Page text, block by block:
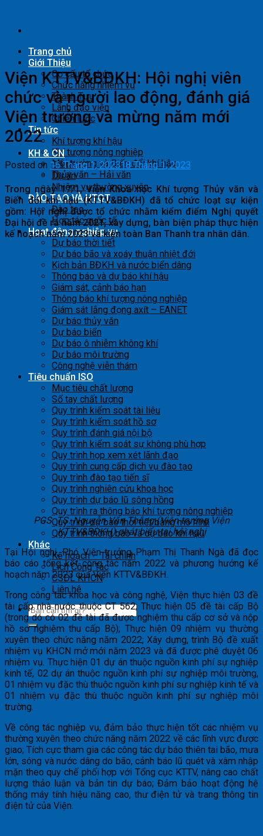
content
Trang chủ
Giới Thiệu
Cơ cấu tổ chức
Chức năng nhiệm vụ
Thành Tựu
Lãnh đạo viện
Chiến lược
Tin tức
Khí tượng khí hậu
Khí tượng nông nghiệp
Môi trường và Biến đổi khí hậu
Thủy văn – Hải văn
KH & CN
Đề tài
Dự án
Nhiệm vụ thường xuyên
ĐÀO TẠO VÀ HTQT
Đào tạo
Hợp tác quốc tế
Hoạt động nghiệp vụ
Dự báo thời tiết
Dự báo bão và xoáy thuận nhiệt đới
Kịch bản BĐKH và nước biển dâng
Thông báo và dự báo khí hậu
Giám sát, cảnh báo hạn
Thông báo khí tượng nông nghiệp
Giám sát lắng đọng axít – EANET
Dự báo thủy văn
Dự báo biển
Dự báo ô nhiễm không khí
Dự báo môi trường
Công nghệ viễn thám
Tiêu chuẩn ISO
Mục tiêu chất lượng
Sổ tay chất lượng
Quy trình kiểm soát tài liệu
Quy trình kiểm soát hồ sơ
Quy trình đánh giá nội bộ
Quy trình kiểm soát sự không phù hợp
Quy trình họp xem xét lãnh đạo
Quy trình cung cấp dịch vụ đào tạo
Quy trình đào tạo tiến sĩ
Quy trình nghiên cứu khoa học
Quy trình dự báo lũ sông hồng
Quy trình ra thông báo khí tượng nông nghiệp
Quy trình dự báo thời tiết bằng mô hình
Quy trình thông báo và dự báo khí hậu
Khác
Kế hoạch – Tài chính
Lịch Công Tác
CSDL KHCN
Liên hệ
Viện KTTV&BĐKH: Hội nghị viên
chức và người lao động, đánh giá
Viện trưởng và mừng năm mới
2022
Posted on 16 Tháng 1, 202318 Tháng 1, 2023
Trong ngày 17/1, Viện Khoa học Khí tượng Thủy văn và
Biến đổi khí hậu (KTTV&BĐKH) đã tổ chức loạt sự kiện
gồm: Hội nghị được tổ chức nhằm kiểm điểm Nghị quyết
Đại hội đề ra năm 2021, xây dựng, bàn biện pháp thực hiện
kế hoạch năm 2023 và kiện toàn Ban Thanh tra nhân dân.
PGS. TS. Nguyễn Văn Thắng (Viện trưởng Viện
KTTV&BĐKH) phát biểu tại hội nghị
Tại Hội nghị, Phó Viện trưởng Phạm Thị Thanh Ngà đã đọc
báo cáo tổng kết công tác năm 2022 và phương hướng kế
hoạch năm 2023 của Viện KTTV&BĐKH.
Trong công tác khoa học và công nghệ, Viện thực hiện 03 đề
tài cấp nhà nước thuộc CT 562; Thực hiện 05 đề tài cấp Bộ
(trong dó có 02 đề tài đã được nghiệm thu cấp cơ sở và nộp
hồ sơ nghiệm thu cấp Bộ); Thực hiện 09 nhiệm vụ thường
xuyên theo chức năng năm 2022; Xây dựng, trình Bộ đề xuất
nhiệm vụ KHCN mở mới năm 2023 và đã được phê duyệt 06
nhiệm vụ. Thực hiện 01 dự án thuộc nguồn kinh phí sự nghiệp
kinh tế, 02 dự án thuộc nguồn kinh phí sự nghiệp môi trường,
01 nhiệm vụ đặc thù thuộc nguồn kinh phí sự nghiệp kinh tế và
01 nhiệm vụ đặc thù thuộc nguồn kinh phí sự nghiệp môi
trường.
Về công tác nghiệp vụ, đảm bảo thực hiện tốt các nhiệm vụ
thường xuyên theo chức năng năm 2022 về các lĩnh vực được
giao; Tích cực tham gia các công tác dự báo thiên tai bão, mưa
lớn, sóng và nước dâng do bão, cảnh báo lũ quét và xâm nhập
mặn theo quy chế phối hợp với Tổng cục KTTV, nâng cao chất
lượng thảo luận và bản tin dự báo; Đảm bảo hoạt động hệ
thống máy tính hiệu năng cao, thư điện tử và trang thông tin
điện tử của Viện.